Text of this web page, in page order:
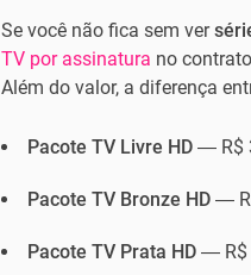
Se você não fica sem ver
TV por assinatura no
Além do valor, a diferença
Pacote TV Livre HD— R$
Pacote TV Bronze HD —
Pacote TV Prata HD — R$